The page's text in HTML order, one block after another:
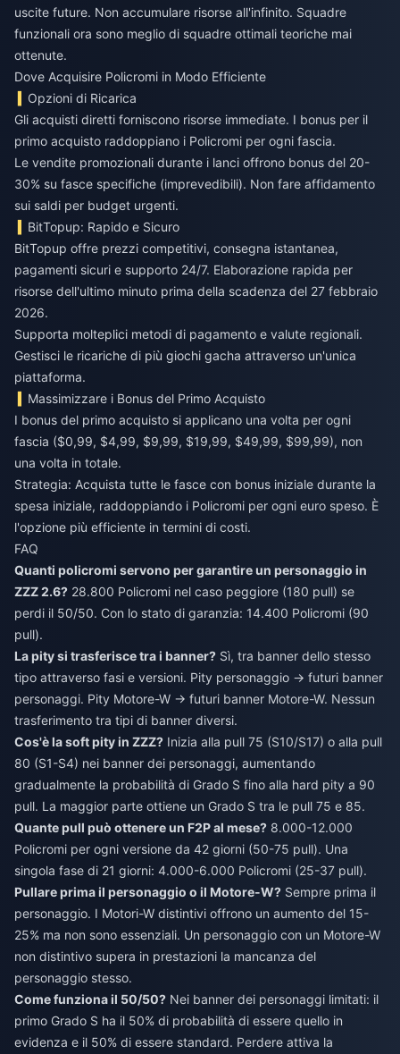
uscite future. Non accumulare risorse all'infinito. Squadre
funzionali ora sono meglio di squadre ottimali teoriche mai
ottenute.
Dove Acquisire Policromi in Modo Efficiente
Opzioni di Ricarica
Gli acquisti diretti forniscono risorse immediate. I bonus per il
primo acquisto raddoppiano i Policromi per ogni fascia.
Le vendite promozionali durante i lanci offrono bonus del 20-
30% su fasce specifiche (imprevedibili). Non fare affidamento
sui saldi per budget urgenti.
BitTopup: Rapido e Sicuro
BitTopup offre prezzi competitivi, consegna istantanea,
pagamenti sicuri e supporto 24/7. Elaborazione rapida per
risorse dell'ultimo minuto prima della scadenza del 27 febbraio
2026.
Supporta molteplici metodi di pagamento e valute regionali.
Gestisci le ricariche di più giochi gacha attraverso un'unica
piattaforma.
Massimizzare i Bonus del Primo Acquisto
I bonus del primo acquisto si applicano una volta per ogni
fascia ($0,99, $4,99, $9,99, $19,99, $49,99, $99,99), non
una volta in totale.
Strategia: Acquista tutte le fasce con bonus iniziale durante la
spesa iniziale, raddoppiando i Policromi per ogni euro speso. È
l'opzione più efficiente in termini di costi.
FAQ
Quanti policromi servono per garantire un personaggio in
ZZZ 2.6? 28.800 Policromi nel caso peggiore (180 pull) se
perdi il 50/50. Con lo stato di garanzia: 14.400 Policromi (90
pull).
La pity si trasferisce tra i banner? Sì, tra banner dello stesso
tipo attraverso fasi e versioni. Pity personaggio → futuri banner
personaggi. Pity Motore-W → futuri banner Motore-W. Nessun
trasferimento tra tipi di banner diversi.
Cos'è la soft pity in ZZZ? Inizia alla pull 75 (S10/S17) o alla pull
80 (S1-S4) nei banner dei personaggi, aumentando
gradualmente la probabilità di Grado S fino alla hard pity a 90
pull. La maggior parte ottiene un Grado S tra le pull 75 e 85.
Quante pull può ottenere un F2P al mese? 8.000-12.000
Policromi per ogni versione da 42 giorni (50-75 pull). Una
singola fase di 21 giorni: 4.000-6.000 Policromi (25-37 pull).
Pullare prima il personaggio o il Motore-W? Sempre prima il
personaggio. I Motori-W distintivi offrono un aumento del 15-
25% ma non sono essenziali. Un personaggio con un Motore-W
non distintivo supera in prestazioni la mancanza del
personaggio stesso.
Come funziona il 50/50? Nei banner dei personaggi limitati: il
primo Grado S ha il 50% di probabilità di essere quello in
evidenza e il 50% di essere standard. Perdere attiva la